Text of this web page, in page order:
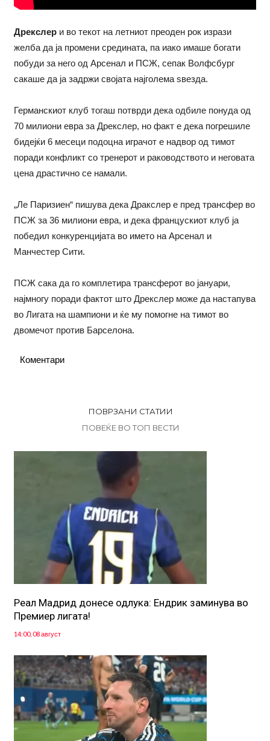
Дрекслери во текот на летниот преоден рок изрази
желба да ја промени средината, па иако имаше богати
побуди за него од Арсенал и ПСЖ, сепак Волфсбург
сакаше да ја задржи својата најголема ѕвезда.
Германскиот клуб тогаш потврди дека одбиле понуда од
70 милиони евра за Дрекслер, но факт е дека погрешиле
бидејќи 6 месеци подоцна играчот е надвор од тимот
поради конфликт со тренерот и раководството и неговата
цена драстично се намали.
„Ле Паризиен“ пишува дека Дракслер е пред трансфер во
ПСЖ за 36 милиони евра, и дека францускиот клуб ја
победил конкуренцијата во името на Арсенал и
Манчестер Сити.
ПСЖ сака да го комплетира трансферот во јануари,
најмногу поради фактот што Дрекслер може да настапува
во Лигата на шампиони и ќе му помогне на тимот во
двомечот против Барселона.
Коментари
ПОВРЗАНИ СТАТИИ
ПОВЕЌЕ ВО ТОП ВЕСТИ
Реал Мадрид донесе одлука: Eндрик заминува во
Премиер лигата!
14:00, 08 август